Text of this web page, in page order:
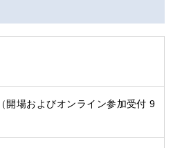
開場およびオンライン参加受付 9